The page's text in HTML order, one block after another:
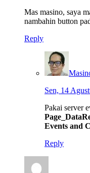
Mas masino, saya
nambahin button
Reply
Sen, 14
Pakai server
Events and
Reply